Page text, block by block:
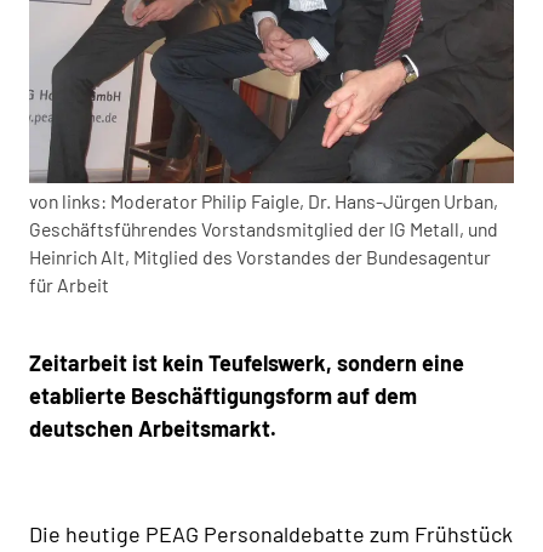
von links: Moderator Philip Faigle, Dr. Hans-Jürgen Urban,
Geschäftsführendes Vorstandsmitglied der IG Metall, und
Heinrich Alt, Mitglied des Vorstandes der Bundesagentur
für Arbeit
Zeitarbeit ist kein Teufelswerk, sondern eine
etablierte Beschäftigungsform auf dem
deutschen Arbeitsmarkt.
Die heutige PEAG Personaldebatte zum Frühstück